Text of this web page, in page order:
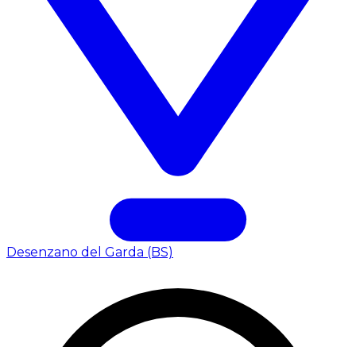
Desenzano del Garda (BS)